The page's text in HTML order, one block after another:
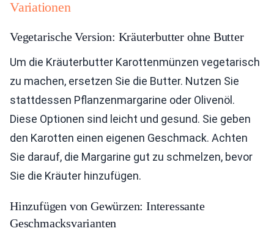
Variationen
Vegetarische Version: Kräuterbutter ohne Butter
Um die Kräuterbutter Karottenmünzen vegetarisch
zu machen, ersetzen Sie die Butter. Nutzen Sie
stattdessen Pflanzenmargarine oder Olivenöl.
Diese Optionen sind leicht und gesund. Sie geben
den Karotten einen eigenen Geschmack. Achten
Sie darauf, die Margarine gut zu schmelzen, bevor
Sie die Kräuter hinzufügen.
Hinzufügen von Gewürzen: Interessante
Geschmacksvarianten